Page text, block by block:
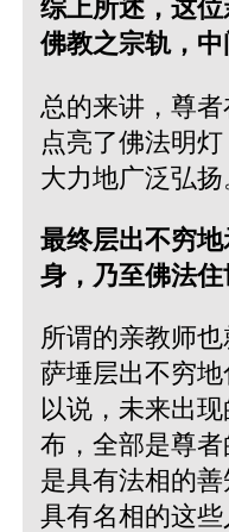
综上所述，这
佛教之宗轨，中
总的来讲，尊
点亮了佛法明
大力地广泛弘扬
最终层出不穷
身，乃至佛法住
所谓的亲教师
萨埵层出不穷
以说，未来出
布，全部是尊
是具有法相的
具有名相的这